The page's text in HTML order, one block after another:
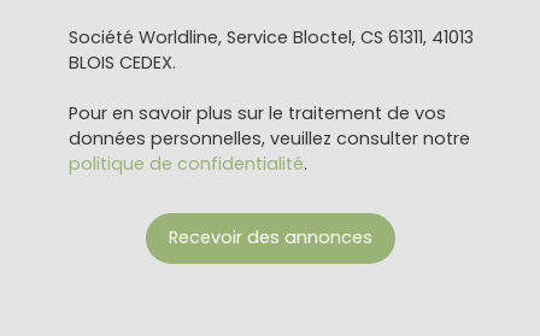
Société Worldline, Service Bloctel, CS 61311, 41013
BLOIS CEDEX.
Pour en savoir plus sur le traitement de vos
données personnelles, veuillez consulter notre
politique de confidentialité.
Recevoir des annonces